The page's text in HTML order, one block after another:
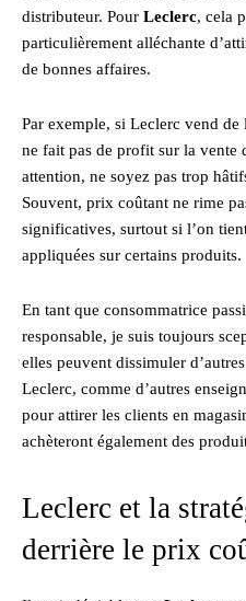
distributeur. Pour Leclerc, cela
particulièrement alléchante
de bonnes affaires.
Par exemple, si Leclerc vend
ne fait pas de profit sur la vente
attention, ne soyez pas trop
Souvent, prix coûtant ne rime
significatives, surtout si l’on
appliquées sur certains produits.
En tant que consommatrice
responsable, je suis toujours
elles peuvent dissimuler
Leclerc, comme d’autres
pour attirer les clients en
achèteront également des
Leclerc et la
derrière le prix